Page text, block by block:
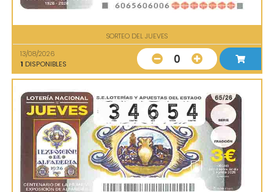
SORTEO DEL JUEVES
13/08/2026
1 DISPONIBLES 0